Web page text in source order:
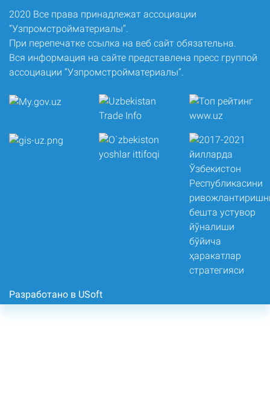
2020 Все права принадлежат ассоциации
“Узпромстройматериалы”.
При перепечатке ссылка на веб сайт обязательна.
Вся информация на сайте представлена пресс группой
ассоциации “Узпромстройматериалы”.
Разработано в USoft